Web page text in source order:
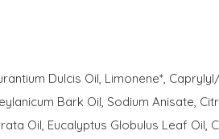
Dulcis Oil, Limonene*,
Bark Oil, Sodium Anisate,
Oil, Eucalyptus Globulus Leaf Oil,